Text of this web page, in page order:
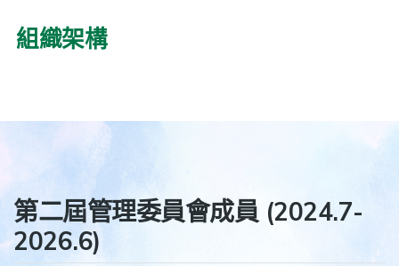
組織架構
第二屆管理委員會成員 (2024.7-
2026.6)